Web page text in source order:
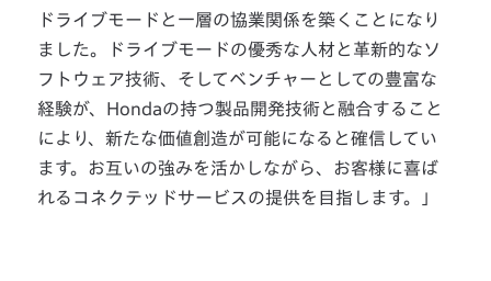
ドライブモードと一層の協業関係を築くことになり
ました。ドライブモードの優秀な人材と革新的なソ
フトウェア技術、そしてベンチャーとしての豊富な
経験が、Hondaの持つ製品開発技術と融合すること
により、新たな価値創造が可能になると確信してい
ます。お互いの強みを活かしながら、お客様に喜ば
れるコネクテッドサービスの提供を目指します。」